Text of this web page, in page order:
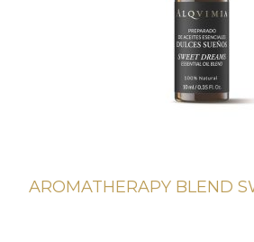
AROMATHERAPY BLEND